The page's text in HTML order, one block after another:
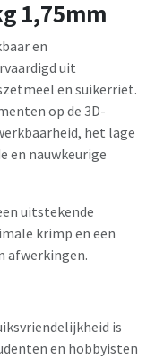
1,75mm
en
uit
en suikerriet.
op de 3D-
het lage
en nauwkeurige
uitstekende
krimp en een
afwerkingen.
is
en hobbyisten